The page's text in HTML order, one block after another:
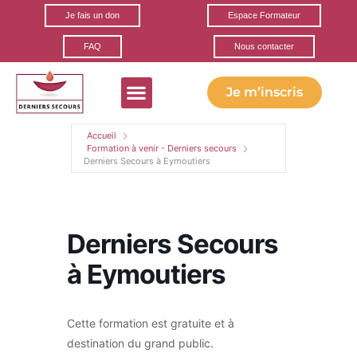
Je fais un don Espace Formateur
FAQ Nous contacter
Je m’inscris
Accueil
Formation à venir - Derniers secours
Derniers Secours à Eymoutiers
Derniers Secours
à Eymoutiers
Cette formation est gratuite et à
destination du grand public.